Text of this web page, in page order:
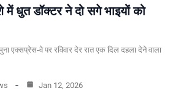
धुत डॉक्टर ने दो सगे भाइयों को
एक्सप्रेस-वे पर रविवार देर रात एक दिल दहला देने वाला
Jan 12, 2026